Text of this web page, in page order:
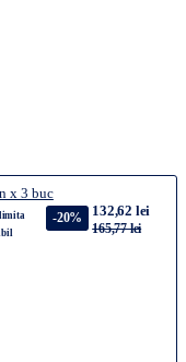
x 3 buc
-20% 132,62 lei
165,77 lei